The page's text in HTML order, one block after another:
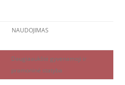
NAUDOJIMAS
Daugiaaukštė gyvenamoji ir
pramoninė statyba